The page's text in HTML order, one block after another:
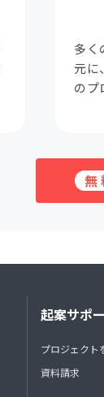
多く
元に
のプ
起案サポ
プロジェクト
資料請求